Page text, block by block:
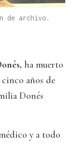
de archivo.
ha muerto
cinco años de
Donés
y a todo